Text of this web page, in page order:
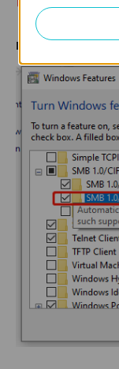
Шаг 4.